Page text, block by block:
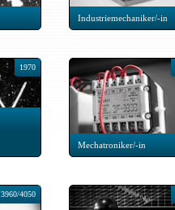
Industriemechaniker/-in
1970
Mechatroniker/-in
3960/4050